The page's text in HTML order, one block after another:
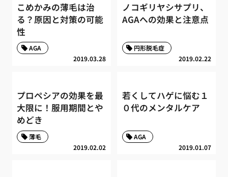
こめかみの薄毛は治
る？原因と対策の可能
性
2019.03.28
AGA
ノコギリヤシサプリ、
AGAへの効果と注意点
2019.02.22
円形脱毛症
プロペシアの効果を最
大限に！服用期間とや
めどき
2019.02.02
薄毛
若くしてハゲに悩む１
０代のメンタルケア
2019.01.07
AGA